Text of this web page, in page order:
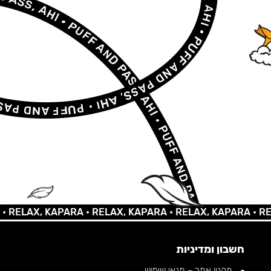
KAPARA •RELAX, KAPARA •RELAX, KAPARA •
חשבון ומדיניות